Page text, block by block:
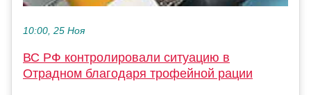
10:00, 25 Ноя
ВС РФ контролировали ситуацию в
Отрадном благодаря трофейной рации